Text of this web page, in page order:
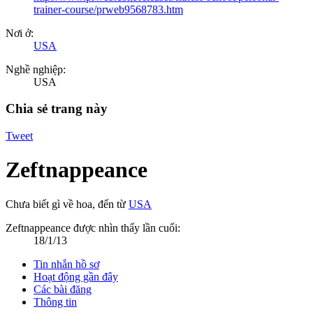
trainer-course/prweb9568783.htm
Nơi ở:
USA
Nghề nghiệp:
USA
Chia sẻ trang này
Tweet
Zeftnappeance
Chưa biết gì về hoa, đến từ USA
Zeftnappeance được nhìn thấy lần cuối:
18/1/13
Tin nhắn hồ sơ
Hoạt động gần đây
Các bài đăng
Thông tin